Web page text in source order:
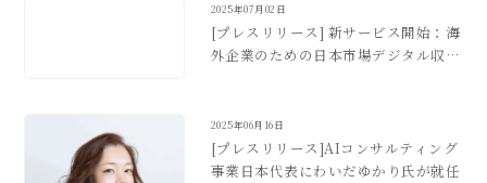
2025年07月02日
[プレスリリース] 新サービス開始：海
外企業のための日本市場デジタル収益
2025年06月16日
[プレスリリース]AIコンサルティング
事業日本代表にわいだゆかり氏が就任